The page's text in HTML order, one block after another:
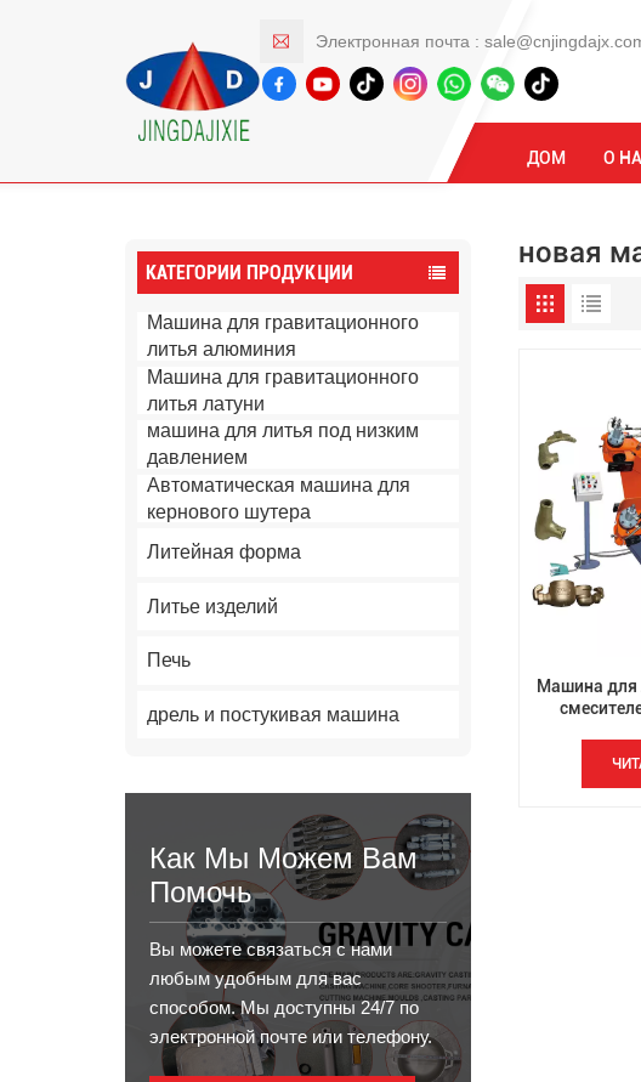
Электронная почта :
ДОМ О
Продукты
КАТЕГОРИИ ПРОДУКЦИИ
Машина для гравитационного
литья алюминия
Машина для гравитационного
литья латуни
машина для литья под низким
давлением
Автоматическая машина для
кернового шутера
Литейная форма
Литье изделий
Печь
дрель и постукивая машина
Как Мы Можем Вам
Помочь
Вы можете связаться с нами
любым удобным для вас
способом. Мы доступны 24/7 по
электронной почте или телефону.
новая
Машина для